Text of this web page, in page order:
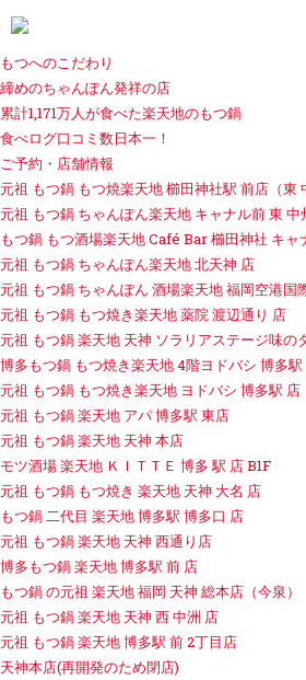
ホーム
楽天地のこだわり
もつへのこだわり
締めのちゃんぽん発祥の店
累計1,171万人が食べた楽天地のもつ鍋
食べログ口コミ数日本一！
ご予約・店舗情報
元祖 もつ鍋 もつ焼楽天地 櫛田神社駅 前店（東
元祖 もつ鍋 ちゃんぽん楽天地 キャナル前 東 中
もつ鍋 もつ酒場楽天地 Café Bar 櫛田神社 キャ
元祖 もつ鍋 ちゃんぽん楽天地 北天神 店
元祖 もつ鍋 ちゃんぽん 酒場楽天地 福岡空港国
元祖 もつ鍋 もつ焼き楽天地 薬院 渡辺通り 店
元祖 もつ鍋 楽天地 天神 ソラリアステージ味の
博多もつ鍋 もつ焼き楽天地 4階ヨドバシ 博多駅
元祖 もつ鍋 もつ焼き楽天地 ヨドバシ 博多駅 店
元祖 もつ鍋 楽天地 アパ 博多駅 東店
元祖 もつ鍋 楽天地 天神 本店
モツ酒場 楽天地 ＫＩＴＴＥ 博多 駅 店 B1F
元祖 もつ鍋 もつ焼き 楽天地 天神 大名 店
もつ鍋 二代目 楽天地 博多駅 博多口 店
元祖 もつ鍋 楽天地 天神 西通り店
博多もつ鍋 楽天地 博多駅 前 店
もつ鍋 の元祖 楽天地 福岡 天神 総本店（今泉）
元祖 もつ鍋 楽天地 天神 西 中洲 店
元祖 もつ鍋 楽天地 博多駅 前 2丁目店
天神本店(再開発のため閉店)